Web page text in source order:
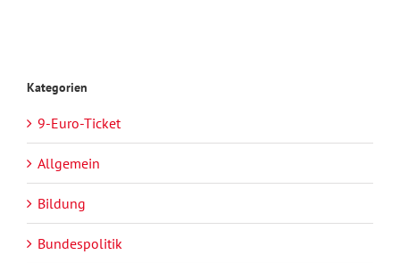
Kategorien
9-Euro-Ticket
Allgemein
Bildung
Bundespolitik